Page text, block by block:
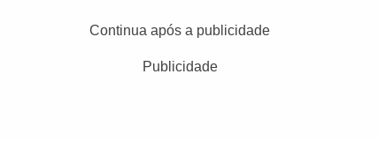
Continua após a publicidade
Publicidade